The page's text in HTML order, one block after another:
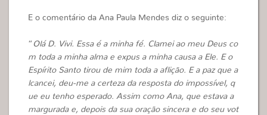
E o comentário da Ana Paula Mendes diz o seguinte:
“ Olá D. Vivi. Essa é a minha fé. Clamei ao meu Deus co
m toda a minha alma e expus a minha causa a Ele. E o
Espírito Santo tirou de mim toda a aflição. E a paz que a
lcancei, deu-me a certeza da resposta do impossível, q
ue eu tenho esperado.Assim como Ana, que estava a
margurada e, depois da sua oração sincera e do seu vot